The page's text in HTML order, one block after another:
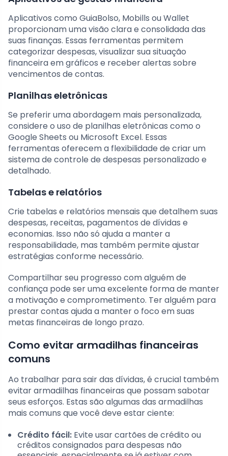
Aplicativos como GuiaBolso, Mobills ou Wallet
proporcionam uma visão clara e consolidada das
suas finanças. Essas ferramentas permitem
categorizar despesas, visualizar sua situação
financeira em gráficos e receber alertas sobre
vencimentos de contas.
Planilhas eletrônicas
Se preferir uma abordagem mais personalizada,
considere o uso de planilhas eletrônicas como o
Google Sheets ou Microsoft Excel. Essas
ferramentas oferecem a flexibilidade de criar um
sistema de controle de despesas personalizado e
detalhado.
Tabelas e relatórios
Crie tabelas e relatórios mensais que detalhem suas
despesas, receitas, pagamentos de dívidas e
economias. Isso não só ajuda a manter a
responsabilidade, mas também permite ajustar
estratégias conforme necessário.
Compartilhar seu progresso com alguém de
confiança pode ser uma excelente forma de manter
a motivação e comprometimento. Ter alguém para
prestar contas ajuda a manter o foco em suas
metas financeiras de longo prazo.
Como evitar armadilhas financeiras
comuns
Ao trabalhar para sair das dívidas, é crucial também
evitar armadilhas financeiras que possam sabotar
seus esforços. Estas são algumas das armadilhas
mais comuns que você deve estar ciente:
Crédito fácil: Evite usar cartões de crédito ou
créditos consignados para despesas não